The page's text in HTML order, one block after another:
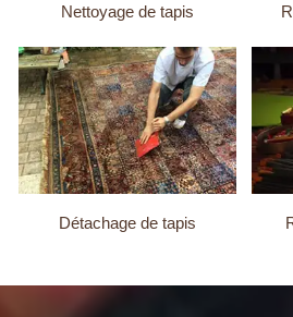
Nettoyage de tapis
Détachage de tapis